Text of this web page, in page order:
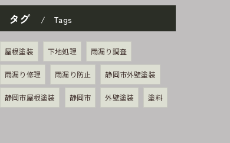
タグ Tags
屋根塗装 下地処理 雨漏り調査
雨漏り修理 雨漏り防止 静岡市外壁塗装
静岡市屋根塗装 静岡市 外壁塗装 塗料